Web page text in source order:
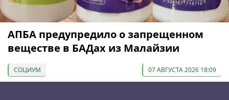
АПБА предупредило о запрещенном
веществе в БАДах из Малайзии
СОЦИУМ 07 АВГУСТА 2026 18:09